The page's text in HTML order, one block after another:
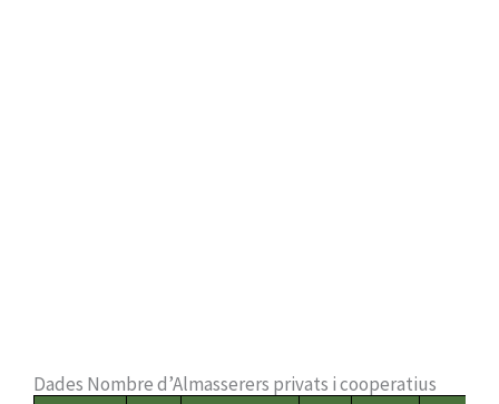
Dades Nombre d’Almasserers privats i cooperatius